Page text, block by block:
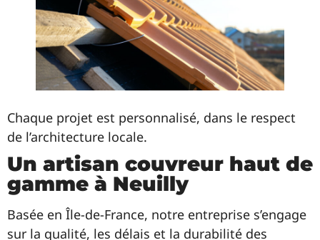
Chaque projet est personnalisé, dans le respect
de l’architecture locale.
Un artisan couvreur haut de
gamme à Neuilly
Basée en Île-de-France, notre entreprise s’engage
sur la qualité, les délais et la durabilité des